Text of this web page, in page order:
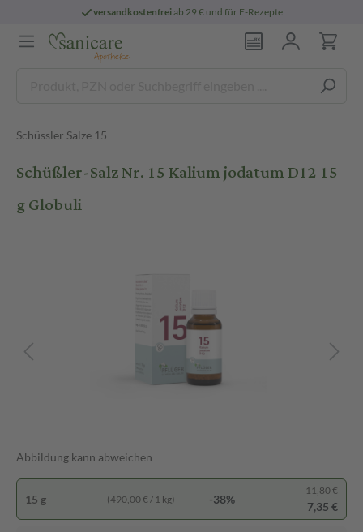
versandkostenfreiab 29 € und für E-Rezepte
Schüssler Salze 15
Schüßler-Salz Nr. 15 Kalium jodatum D12 15
g Globuli
Abbildung kann abweichen
15 g (490,00 € / 1 kg) -38%
11,80 €
7,35 €